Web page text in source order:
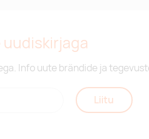
uudiskirjaga
Info uute brändide ja
Liitu